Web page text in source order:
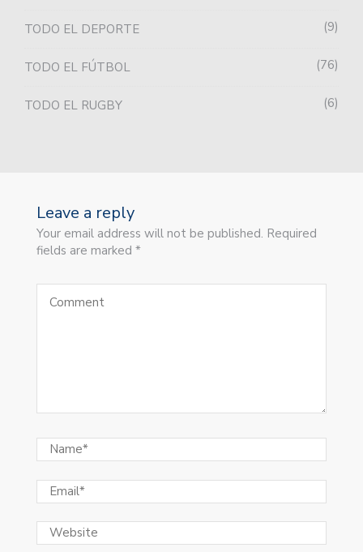
TODO EL DEPORTE 9
TODO EL FÚTBOL 76
TODO EL RUGBY 6
Leave a reply
Your email address will not be published. Required
fields are marked *